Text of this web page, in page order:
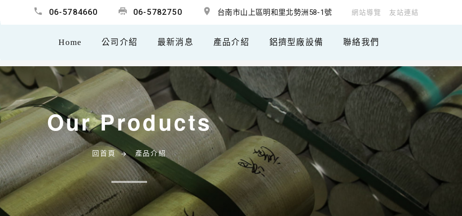
06-5784660 06-5782750 台南市山上區明和里北勢洲58-1號 網站導覽 友站連結
Home 公司介紹 最新消息 產品介紹 鋁擠型廠設備 聯絡我們
Our Products
回首頁 產品介紹